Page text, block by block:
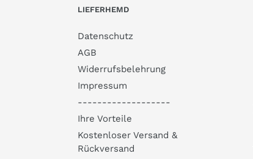
LIEFERHEMD
Datenschutz
AGB
Widerrufsbelehrung
Impressum
-------------------
Ihre Vorteile
Kostenloser Versand &
Rückversand